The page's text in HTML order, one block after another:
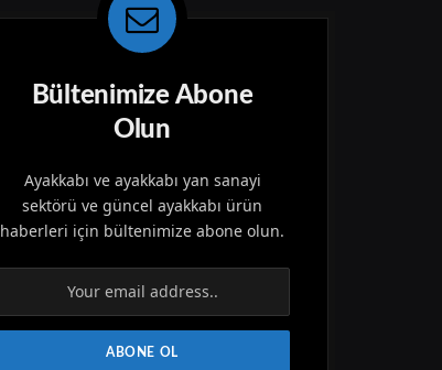
Bültenimize Abone
Olun
Ayakkabı ve ayakkabı yan sanayi
sektörü ve güncel ayakkabı ürün
haberleri için bültenimize abone olun.